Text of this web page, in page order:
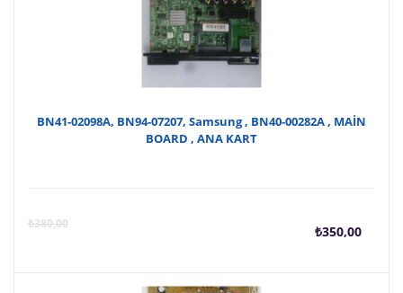
BN41-02098A, BN94-07207, Samsung , BN40-00282A , MAİN
BOARD , ANA KART
₺380,00 ₺350,00
Şu